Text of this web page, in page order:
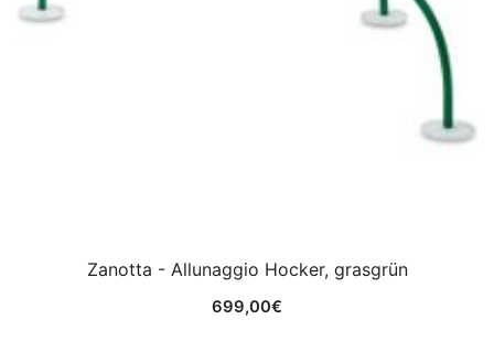
Zanotta - Allunaggio Hocker, grasgrün
699,00€